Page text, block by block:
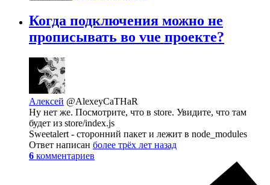
Когда подключения можно не
прописывать во vue проекте?
Алексей @AlexeyCaTHaR
Ну нет же. Посмотрите, что в store. Увидите, что там
будет из store/index.js
Sweetalert - сторонний пакет и лежит в node_modules
Ответ написан более трёх лет назад
6 комментариев